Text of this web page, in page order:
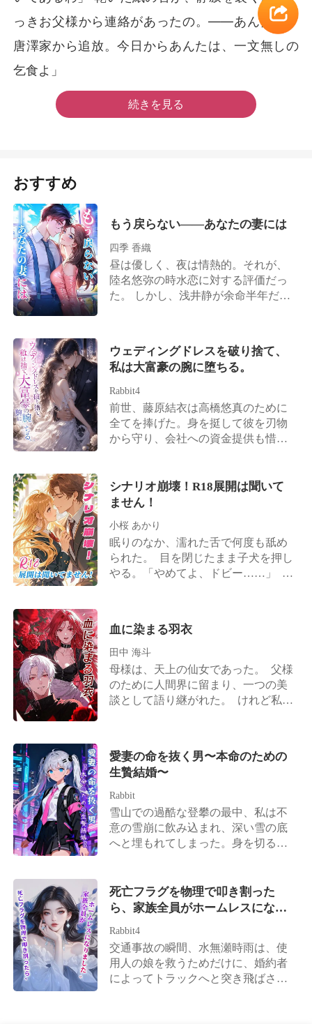
っきお父様から連絡があったの。――あんたは、
唐澤家から追放。今日からあんたは、一文無しの
乞食よ」
続きを見る
おすすめ
もう戻らない――あなたの妻には
四季 香織
昼は優しく、夜は情熱的。それが、
陸名悠弥の時水恋に対する評価だっ
た。 しかし、浅井静が余命半年だと
復縁すればいい」 彼は時水恋がずっ
とその場で待っていると信じていた
が、彼女はもう目が覚めていた。 涙
は枯れ果て、時水恋の心も死んだ。
こうして偽りの離婚は、本当の別れ
となった。 子を堕ろし、人生を再出
――狂ってしまった。 ――後に、噂
が流れた。かつて傲岸不遜を極めた
あの陸名家の御曹司が、血走った目
でマイバッハを飛ばし、狂ったよう
に彼女を追い続けた、と。ただ、憐
れみの一瞥を乞うためだけに……。
ウェディングドレスを破り捨て、
私は大富豪の腕に堕ちる。
Rabbit4
前世、藤原結衣は高橋悠真のために
全てを捧げた。身を挺して彼を刃物
から守り、会社への資金提供も惜し
もが知っていた。彼が心から想って
いたのは初恋の相手である星野美月
藤原結衣を見捨てて星野美月のもと
へと向かった。 高橋悠真は藤原結衣
に触れようともせず、ただ会社を発
展させるための道具として扱い、最
へと回帰した藤原結衣は、自らウェ
ディング写真を叩き割り、彼女に一
生の苦痛をもたらすはずだった結婚
を破棄する。 しかし、彼女が高橋悠
真を切り捨てると、彼はまるで犬の
ように藤原結衣に付きまとい、跪い
の腕の中へと飛び込んだ。 その男は
彼女の腰を抱き寄せ、高橋悠真を見
下ろして言い放つ。「藤原結衣は
今、俺の妻だ！」
シナリオ崩壊！R18展開は聞いて
ません！
小桜 あかり
眠りのなか、濡れた舌で何度も舐め
られた。 目を閉じたまま子犬を押し
やる。「やめてよ、ドビー……」 掠
ステムが脳内で絶叫する。「あなた
の小説は崩壊しました！急いで男性
主人公を攻略し、メインストーリー
に戻しなさい！」 目を開けると、目
の前にいる極上のイケメンこそ、私
唾を飲み込み、彼に飛びついて首に
抱きついた。 「怒らないで。彼のよ
トーリーに戻る前に、まずは脇道に
逸れることにした。 だって、私が一
番得意なのは――夜のお勤めで相手
血に染まる羽衣
田中 海斗
母様は、天上の仙女であった。 父様
のために人間界に留まり、一つの美
談として語り継がれた。 けれど私だ
時、私は深夜に母様の部屋の扉を叩
いた。 母様は服もろくに纏えず、ぐ
ったりとした様子で皇帝である父様
の腕の中に横たわり、屈辱に唇を噛
んでいた。 母様は私を抱きしめ、言
った。「阿狸、早くお逃げ。決して
り、晴れやかで、痛快な笑みを浮か
べた。 「阿狸、母さんが助けてあげ
られるのはここまでよ」 「残りの道
は、あなた一人で進むのよ」 私は母
様の亡骸を抱きしめ、手の中の小刀
を固く、固く握りしめた。 「母様、
ご安心ください」 「すぐに奴らをあ
愛妻の命を抜く男〜本命のための
生贄結婚〜
Rabbit
雪山での過酷な登攀の最中、私は不
意の雪崩に飲み込まれ、深い雪の底
へと埋もれてしまった。身を切るよ
ていた。 そんな私を、夫は素手で10
時間も雪を掘り続け、十本の指から
出してくれた。そして直ちにチャー
ター機を手配し、最高級のプライベ
ート病院へと私を運び込み、懸命の
救命措置をとらせたのだ。 生命維持
死亡フラグを物理で叩き割った
ら、家族全員がホームレスになり
Rabbit4
交通事故の瞬間、水無瀬時雨は、使
用人の娘を救うためだけに、婚約者
によってトラックへと突き飛ばされ